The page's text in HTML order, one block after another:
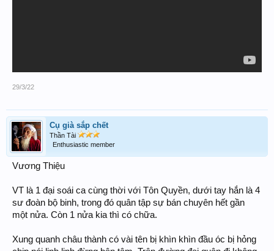
29/3/22
Cụ già sắp chết
Thần Tài
Enthusiastic member
Vương Thiệu
VT là 1 đại soái ca cùng thời với Tôn Quyền, dưới tay hắn là 4
sư đoàn bộ binh, trong đó quân tập sự bán chuyên hết gần
một nửa. Còn 1 nửa kia thì có chữa.
Xung quanh châu thành có vài tên bị khìn khìn đầu óc bị hỏng